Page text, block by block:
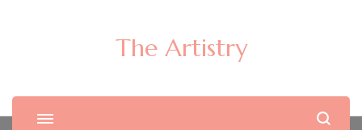
The Artistry